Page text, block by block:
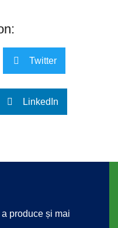
Twitter
LinkedIn
produce și mai